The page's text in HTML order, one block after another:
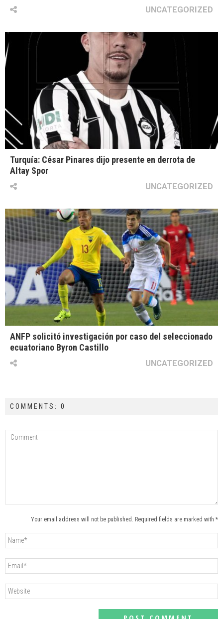
UNCATEGORIZED
Turquía: César Pinares dijo presente en derrota de
Altay Spor
UNCATEGORIZED
ANFP solicitó investigación por caso del seleccionado
ecuatoriano Byron Castillo
UNCATEGORIZED
COMMENTS: 0
Your email address will not be published. Required fields are marked with *